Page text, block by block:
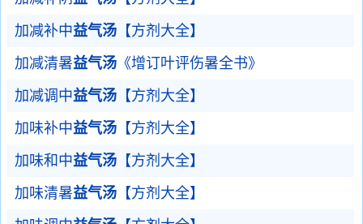
加减补中益气汤 【方剂大全】
加减清暑益气汤 《增订叶评伤暑全书》
加减调中益气汤 【方剂大全】
加味补中益气汤 【方剂大全】
加味和中益气汤 【方剂大全】
加味清暑益气汤 【方剂大全】